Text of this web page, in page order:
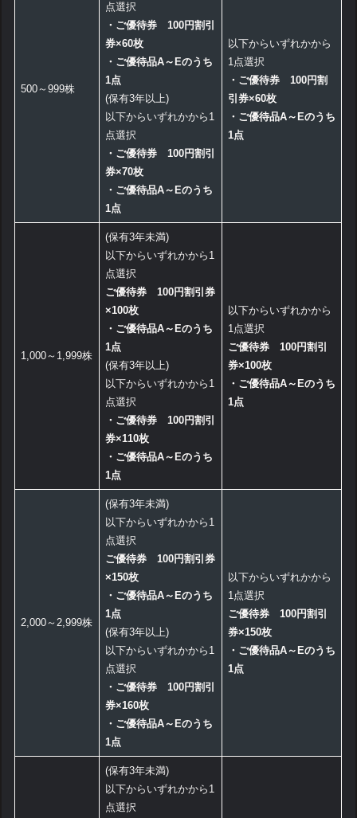
500～999株
点選択
・ ご優待券 100円割引
券×60枚
・ご優待品A～Eのうち
1点
(保有3年以上)
以下からいずれかから1
点選択
・ご優待券 100円割引
券×70枚
・ご優待品A～Eのうち
1点
以下からいずれかから
1点選択
・ ご優待券 100円割
引券×60枚
・ご優待品A～Eのうち
1点
1,000～1,999株
(保有3年未満)
以下からいずれかから1
点選択
ご優待券 100円割引券
×100枚
・ご優待品A～Eのうち
1点
(保有3年以上)
以下からいずれかから1
点選択
・ご優待券 100円割引
券×110枚
・ご優待品A～Eのうち
1点
以下からいずれかから
1点選択
ご優待券 100円割引
券×100枚
・ご優待品A～Eのうち
1点
2,000～2,999株
(保有3年未満)
以下からいずれかから1
点選択
ご優待券 100円割引券
×150枚
・ご優待品A～Eのうち
1点
(保有3年以上)
以下からいずれかから1
点選択
・ご優待券 100円割引
券×160枚
・ご優待品A～Eのうち
1点
以下からいずれかから
1点選択
ご優待券 100円割引
券×150枚
・ご優待品A～Eのうち
1点
(保有3年未満)
以下からいずれかから1
点選択